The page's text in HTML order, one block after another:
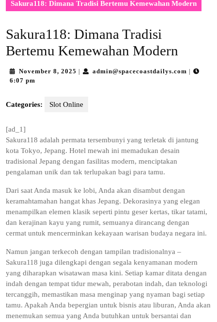
Sakura118: Dimana Tradisi Bertemu Kemewahan Modern
Sakura118: Dimana Tradisi
Bertemu Kemewahan Modern
November 8, 2025 Novemberadmin@spacecoastdailys.com
6:07 pm
Categories: Slot Online
[ad_1]
Sakura118 adalah permata tersembunyi yang terletak di jantung
kota Tokyo, Jepang. Hotel mewah ini memadukan desain
tradisional Jepang dengan fasilitas modern, menciptakan
pengalaman unik dan tak terlupakan bagi para tamu.
Dari saat Anda masuk ke lobi, Anda akan disambut dengan
keramahtamahan hangat khas Jepang. Dekorasinya yang elegan
menampilkan elemen klasik seperti pintu geser kertas, tikar tatami,
dan kerajinan kayu yang rumit, semuanya dirancang dengan
cermat untuk mencerminkan kekayaan warisan budaya negara ini.
Namun jangan terkecoh dengan tampilan tradisionalnya –
Sakura118 juga dilengkapi dengan segala kenyamanan modern
yang diharapkan wisatawan masa kini. Setiap kamar ditata dengan
indah dengan tempat tidur mewah, perabotan indah, dan teknologi
tercanggih, memastikan masa menginap yang nyaman bagi setiap
tamu. Apakah Anda bepergian untuk bisnis atau liburan, Anda akan
menemukan semua yang Anda butuhkan untuk bersantai dan